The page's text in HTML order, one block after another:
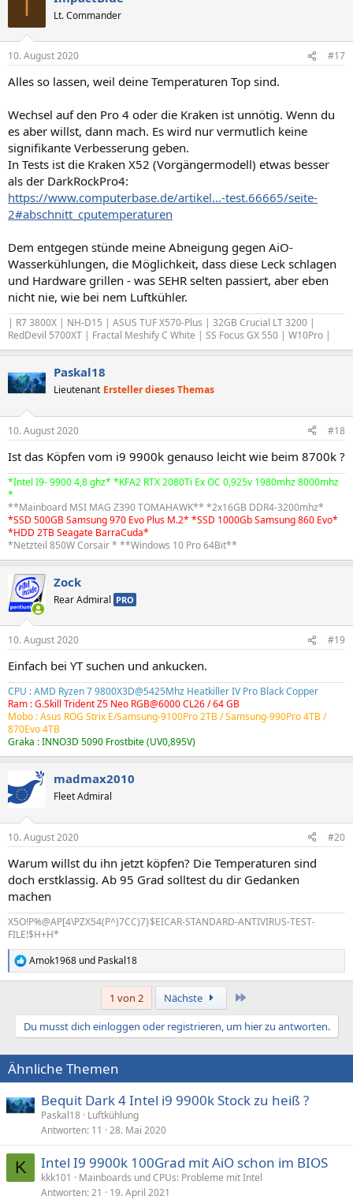
e
:
Lt. Commander
10. August 2020 #17
Alles so lassen, weil deine Temperaturen Top sind.
Wechsel auf den Pro 4 oder die Kraken ist unnötig. Wenn du
es aber willst, dann mach. Es wird nur vermutlich keine
signifikante Verbesserung geben.
In Tests ist die Kraken X52 (Vorgängermodell) etwas besser
als der DarkRockPro4:
https://www.computerbase.de/artikel...-test.66665/seite-
2#abschnitt_cputemperaturen
Dem entgegen stünde meine Abneigung gegen AiO-
Wasserkühlungen, die Möglichkeit, dass diese Leck schlagen
und Hardware grillen - was SEHR selten passiert, aber eben
nicht nie, wie bei nem Luftkühler.
| R7 3800X | NH-D15 | ASUS TUF X570-Plus | 32GB Crucial LT 3200 |
RedDevil 5700XT | Fractal Meshify C White | SS Focus GX 550 | W10Pro |
Paskal18
Lieutenant Ersteller dieses Themas
10. August 2020 #18
Ist das Köpfen vom i9 9900k genauso leicht wie beim 8700k ?
*Intel I9- 9900 4,8 ghz* *KFA2 RTX 2080Ti Ex OC 0,925v 1980mhz 8000mhz
*
**Mainboard MSI MAG Z390 TOMAHAWK** *2x16GB DDR4-3200mhz*
*SSD 500GB Samsung 970 Evo Plus M.2* *SSD 1000Gb Samsung 860 Evo*
*HDD 2TB Seagate BarraCuda*
*Netzteil 850W Corsair * **Windows 10 Pro 64Bit**
Zock
Rear Admiral PRO
10. August 2020 #19
Einfach bei YT suchen und ankucken.
CPU : AMD Ryzen 7 9800X3D@5425Mhz Heatkiller IV Pro Black Copper
Ram : G.Skill Trident Z5 Neo RGB@6000 CL26 / 64 GB
Mobo : Asus ROG Strix E/Samsung-9100Pro 2TB /Samsung-990Pro 4TB/
870Evo 4TB
Graka : INNO3D 5090 Frostbite (UV0,895V)
madmax2010
Fleet Admiral
10. August 2020 #20
Warum willst du ihn jetzt köpfen? Die Temperaturen sind
doch erstklassig. Ab 95 Grad solltest du dir Gedanken
machen
X5O!P%@AP[4\PZX54(P^)7CC)7}$EICAR-STANDARD-ANTIVIRUS-TEST-
FILE!$H+H*
R
e
t
o
n
e
Amok1968 und Paskal18
1 von 2 Nächste
Du musst dich einloggen oder registrieren, um hier zu antworten.
Ähnliche Themen
Bequit Dark 4 Intel i9 9900k Stock zu heiß ?
Paskal18 Luftkühlung
Antworten 11 28. Mai 2020
K Intel I9 9900k 100Grad mit AiO schon im BIOS
kkk101
Mainboards und CPUs: Probleme mit Intel
Antworten 21 19. April 2021